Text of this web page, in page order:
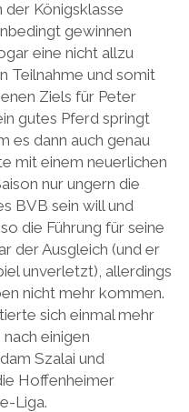
der Königsklasse
gewinnen
eine nicht allzu
Teilnahme und somit
Ziels für Peter
gutes Pferd springt
es dann auch genau
mit einem neuerlichen
nur ungern die
BVB sein will und
die Führung für seine
der Ausgleich (und er
unverletzt), allerdings
nicht mehr kommen.
sich einmal mehr
einigen
Szalai und
Hoffenheimer
Liga.